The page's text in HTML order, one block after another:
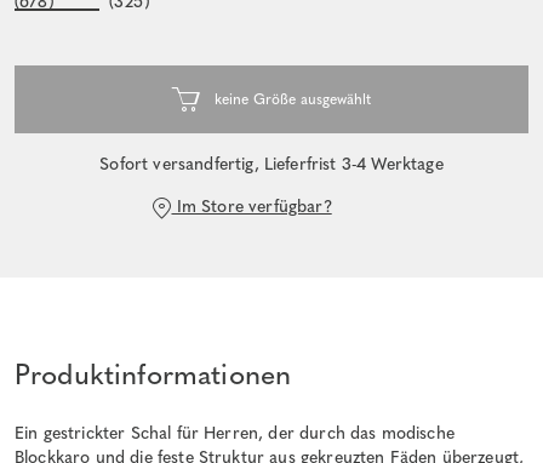
Sofort versandfertig, Lieferfrist 3-4 Werktage
Im Store verfügbar?
Produktinformationen
Ein gestrickter Schal für Herren, der durch das modische
Blockkaro und die feste Struktur aus gekreuzten Fäden überzeugt,